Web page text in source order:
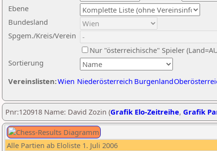
Ebene
Sortierung
Bundesland
Spgem./Kreis/Verein
Nur "österreichische" Spieler
Vereinslisten:Wien Niederösterreich Burgenland
Pnr:120918 Name: David Zozin (Grafik Elo-Zeitreihe, Grafik
Alle Partien ab Eloliste 1. Juli 2006